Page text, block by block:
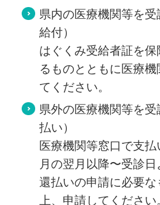
県内の医療機関等を
給付）
はぐくみ受給者証を保
るものとともに医療
てください。
県外の医療機関等を
払い）
医療機関等窓口で支
月の翌月以降〜受診
還払いの申請に必要
上、申請してください